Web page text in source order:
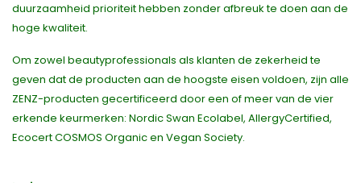
duurzaamheid prioriteit hebben zonder afbreuk te doen aan de
hoge kwaliteit.
Om zowel beautyprofessionals als klanten de zekerheid te
geven dat de producten aan de hoogste eisen voldoen, zijn alle
ZENZ-producten gecertificeerd door een of meer van de vier
erkende keurmerken: Nordic Swan Ecolabel, AllergyCertified,
Ecocert COSMOS Organic en Vegan Society.